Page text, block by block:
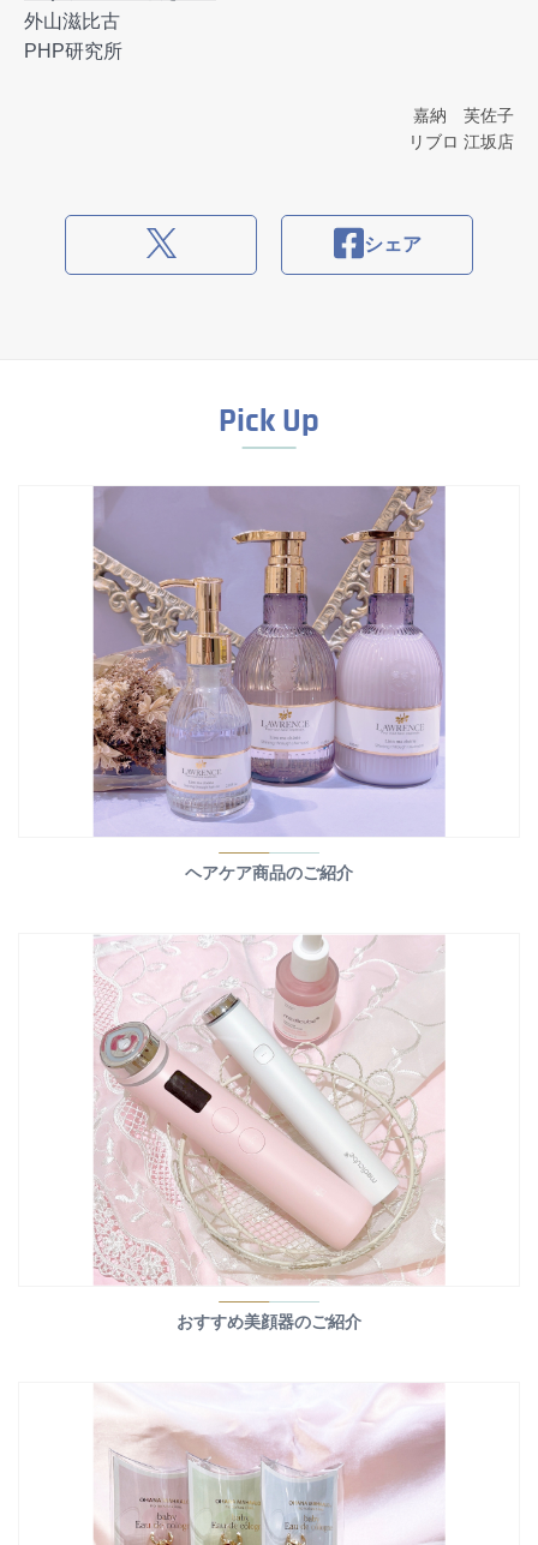
外山滋比古
PHP研究所
嘉納 芙佐子
リブロ 江坂店
シェア
Pick Up
ヘアケア商品のご紹介
おすすめ美顔器のご紹介